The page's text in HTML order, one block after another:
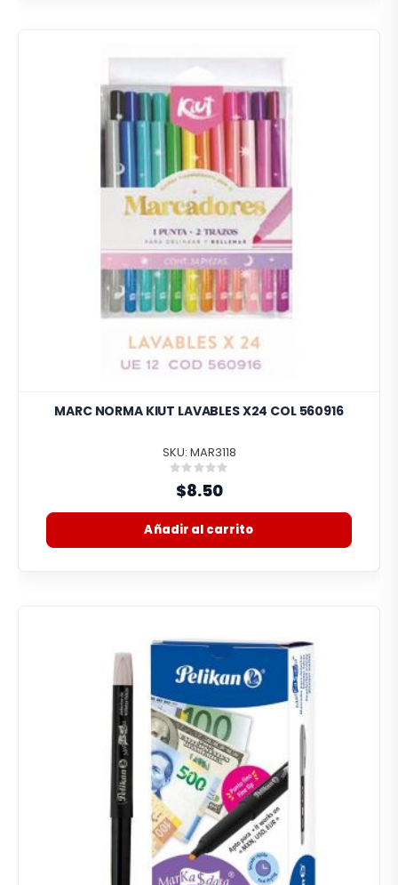
MARC NORMA KIUT LAVABLES X24 COL 560916
SKU: MAR3118
Rating:
0%
$8.50
Añadir al carrito